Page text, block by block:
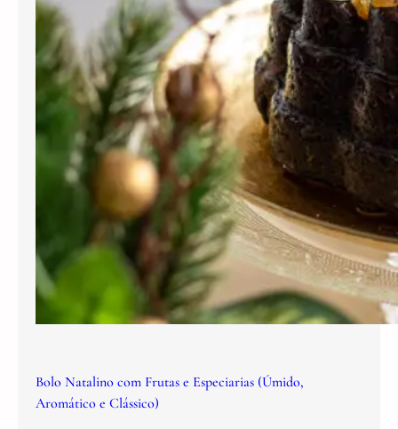
Bolo Natalino com Frutas e Especiarias (Úmido,
Aromático e Clássico)